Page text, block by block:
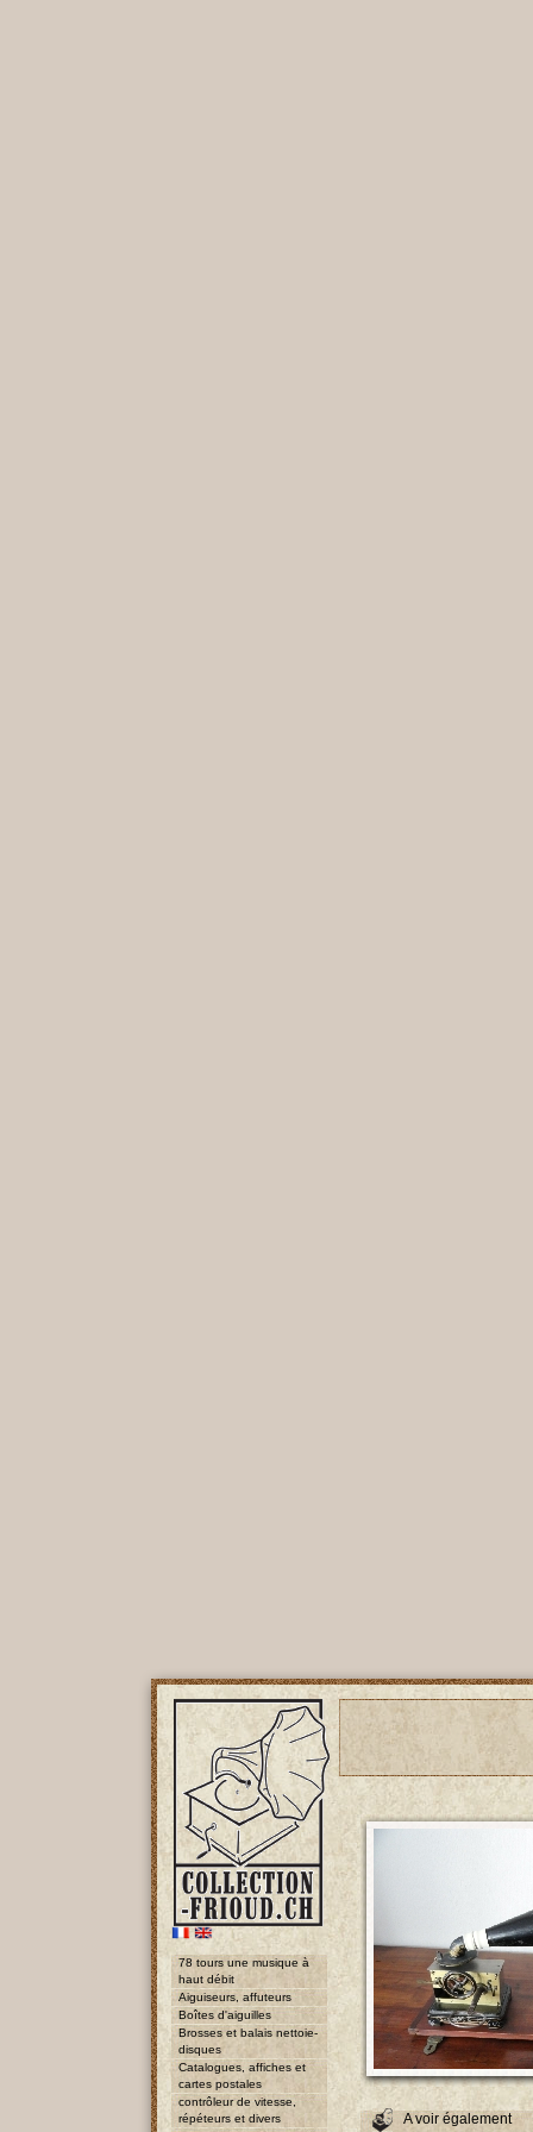
78 tours une musique à
haut débit
Aiguiseurs, affuteurs
Boîtes d'aiguilles
Brosses et balais nettoie-
disques
Catalogues, affiches et
cartes postales
contrôleur de vitesse,
répéteurs et divers
A voir également